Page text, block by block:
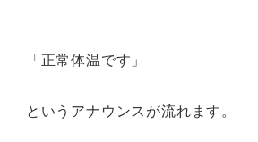
「正常体温です」
というアナウンスが流れます。